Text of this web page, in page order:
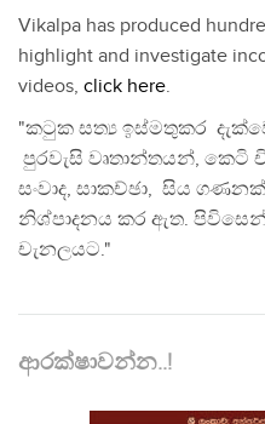
Vikalpa has produced
highlight and investigate
videos, click here.
"කටුක සත්‍ය ඉස්මතුකර
පුරවැසි වෘතාන්තයන්, කෙටි
සංවාද, සාකච්ඡා, සිය
නිශ්පාදනය කර ඇත.
චැනලයට."
ආරක්ෂාවන්න..!